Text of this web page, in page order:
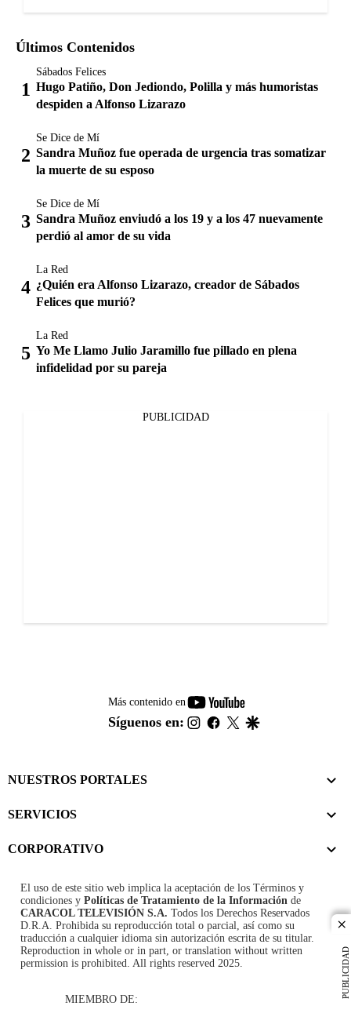
PUBLICIDAD
Últimos Contenidos
Sábados Felices
Hugo Patiño, Don Jediondo, Polilla y más humoristas
despiden a Alfonso Lizarazo
Se Dice de Mí
Sandra Muñoz fue operada de urgencia tras somatizar
la muerte de su esposo
Se Dice de Mí
Sandra Muñoz enviudó a los 19 y a los 47 nuevamente
perdió al amor de su vida
La Red
¿Quién era Alfonso Lizarazo, creador de Sábados
Felices que murió?
La Red
Yo Me Llamo Julio Jaramillo fue pillado en plena
infidelidad por su pareja
PUBLICIDAD
Más contenido en
youtube-
footer
Síguenos en: instagram
facebook
twitter
NUESTROS PORTALES
SERVICIOS
CORPORATIVO
El uso de este sitio web implica la aceptación de los Términos y
condiciones y Políticas de Tratamiento de la Información de
CARACOL TELEVISIÓN S.A. Todos los Derechos Reservados
D.R.A. Prohibida su reproducción total o parcial, así como su
traducción a cualquier idioma sin autorización escrita de su titular.
Reproduction in whole or in part, or translation without written
permission is prohibited. All rights reserved 2025.
MIEMBRO DE: